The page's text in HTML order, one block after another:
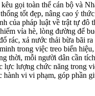
gọi toàn thể cán bộ và
tốt đẹp, nâng cao ý
của pháp luật về trật tự đô
vỉa hè, lòng đường để
rác, xả nước thải bừa bãi
trong việc treo biển hiệu,
thời, mỗi người dân cần
lực lượng chức năng trong
hành vi vi phạm, góp phần